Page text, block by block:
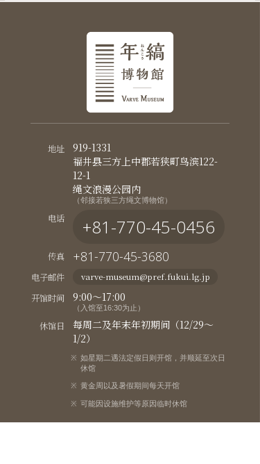
地址
919-1331
福井县三方上中郡若狭町鸟滨122-
12-1
绳文浪漫公园内
（邻接若狭三方绳文博物馆）
电话 +81-770-45-0456
传真 +81-770-45-3680
电子邮件 varve-museum@pref.fukui.lg.jp
开馆时间 9:00～17:00
（入馆至16:30为止）
休馆日
每周二及年末年初期间（12/29～
1/2）
如星期二遇法定假日则开馆，并顺延至次日
休馆
黄金周以及暑假期间每天开馆
可能因设施维护等原因临时休馆